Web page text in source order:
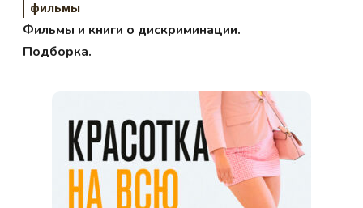
фильмы
Фильмы и книги о дискриминации.
Подборка.